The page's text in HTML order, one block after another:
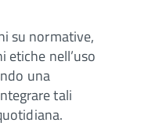
su normative,
etiche nell’uso
una
tali